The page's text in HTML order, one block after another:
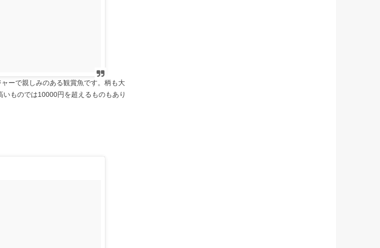
ーで親しみのある観賞魚です。柄も大
ものでは10000円を超えるものもあり